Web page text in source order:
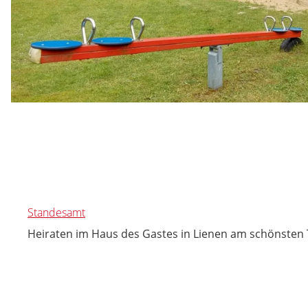
Standesamt
Heiraten im Haus des Gastes in Lienen am schönsten